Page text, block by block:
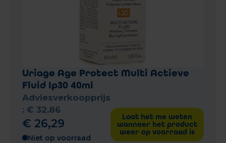
Uriage Age Protect Multi Actieve
Fluid Ip30 40ml
Adviesverkoopprijs
: € 32,86
€ 26,29
Niet op voorraad
Laat het me weten
wanneer het product
weer op voorraad is